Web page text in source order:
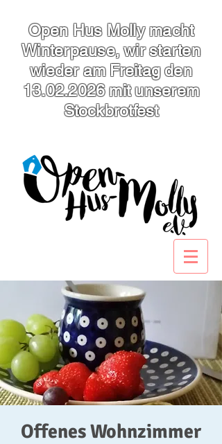
Open Hus Molly macht
Winterpause, wir starten
wieder am Freitag den
13.02.2026mit unserem
Stockbrotfest
Offenes Wohnzimmer